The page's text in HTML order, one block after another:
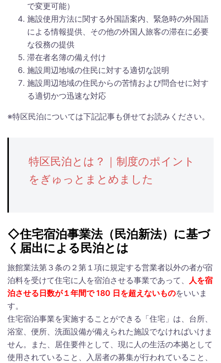
で変更可能）
施設使用方法に関する外国語案内、緊急時の外国語
による情報提供、その他の外国人旅客の滞在に必要
な役務の提供
滞在者名簿の備え付け
施設周辺地域の住民に対する適切な説明
施設周辺地域の住民からの苦情および問合せに対す
る適切かつ迅速な対応
※特区民泊については下記記事も併せてお読みください。
特区民泊とは？｜制度のポイント
をぎゅっとまとめました
◇住宅宿泊事業法（民泊新法）に基づ
く届出による民泊とは
旅館業法第３条の２第１項に規定する営業者以外の者が宿
泊料を受けて住宅に人を宿泊させる事業であって、
人を宿
泊させる日数が１年間で 180 日を超えないものをいいま
す。
住宅宿泊事業を実施することができる「住宅」は、台所、
浴室、便所、洗面設備が備えられた施設でなければいけま
せん。また、居住要件として、現に人の生活の本拠として
使用されていること、入居者の募集が行われていること、